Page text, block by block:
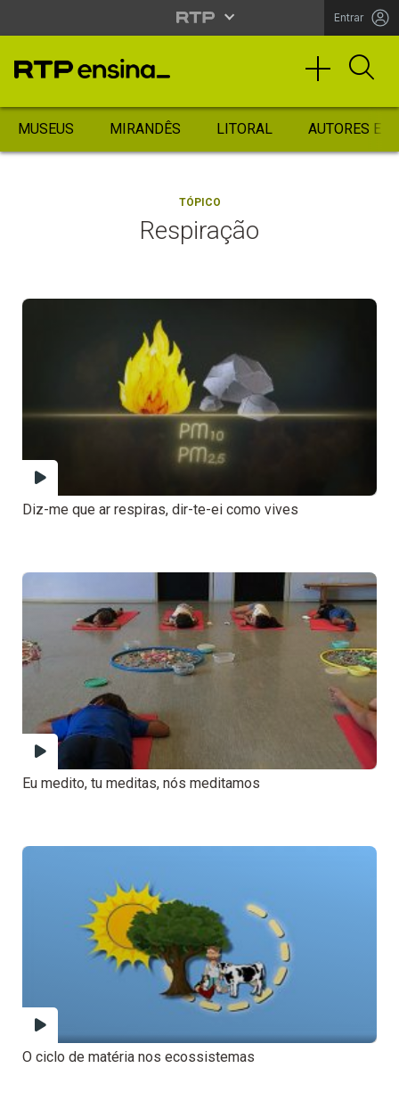
Entrar
MUSEUS MIRANDÊS LITORAL AUTORES
TÓPICO
Respiração
Diz-me que ar respiras, dir-te-ei como vives
Eu medito, tu meditas, nós meditamos
O ciclo de matéria nos ecossistemas